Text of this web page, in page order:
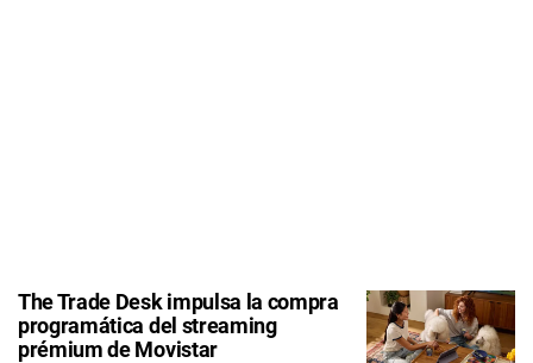
The Trade Desk impulsa la compra
programática del streaming
prémium de Movistar